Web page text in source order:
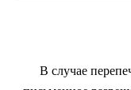
В случае